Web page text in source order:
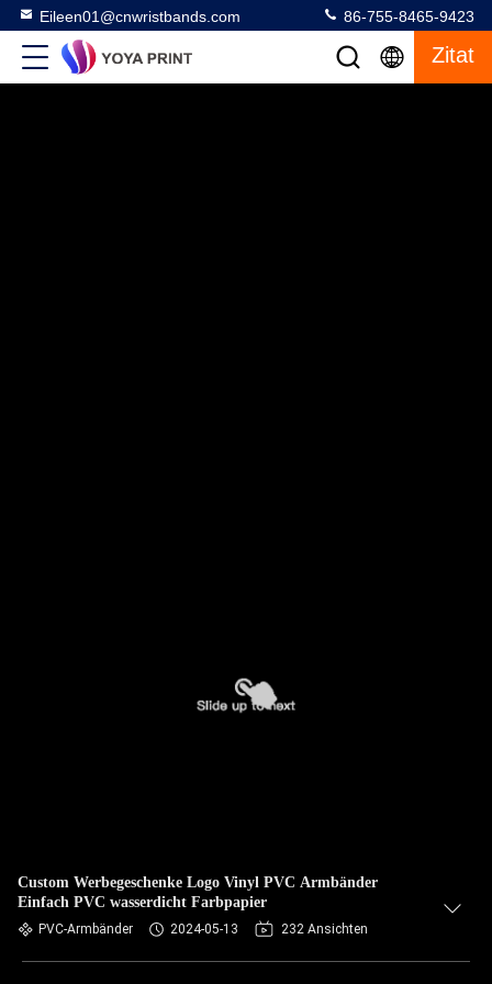
Eileen01@cnwristbands.com 86-755-8465-9423
Zitat
Custom Werbegeschenke Logo Vinyl PVC Armbänder
Einfach PVC wasserdicht Farbpapier
PVC-Armbänder 2024-05-13 232 Ansichten